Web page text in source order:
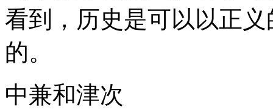
看到，历史是可以以正
的。
中兼和津次